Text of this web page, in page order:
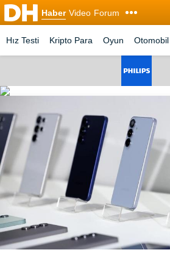
Haber Video Forum
Hız Testi Kripto Para Oyun Otomobil